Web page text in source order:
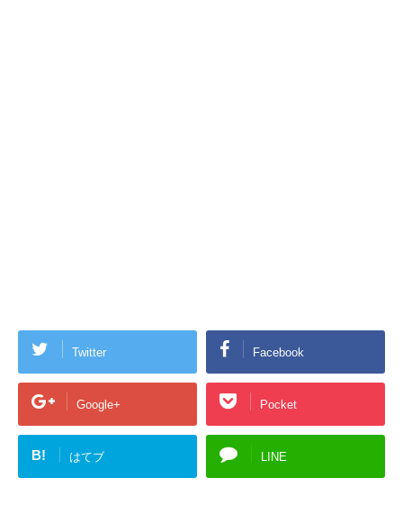
Twitter Facebook
Google+ Pocket
B! はてブ LINE